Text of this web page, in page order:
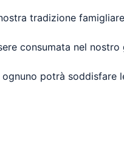
tradizione
consumata nel
potrà